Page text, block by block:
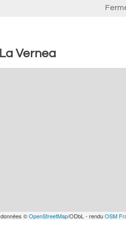
Vernea
©OpenStreetMap/ODbL - renduOSM